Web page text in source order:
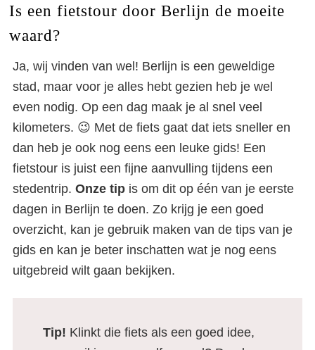
Is een fietstour door Berlijn de moeite
waard?
Ja, wij vinden van wel! Berlijn is een geweldige
stad, maar voor je alles hebt gezien heb je wel
even nodig. Op een dag maak je al snel veel
kilometers. 😉 Met de fiets gaat dat iets sneller en
dan heb je ook nog eens een leuke gids! Een
fietstour is juist een fijne aanvulling tijdens een
stedentrip. Onze tip is om dit op één van je eerste
dagen in Berlijn te doen. Zo krijg je een goed
overzicht, kan je gebruik maken van de tips van je
gids en kan je beter inschatten wat je nog eens
uitgebreid wilt gaan bekijken.
Tip! Klinkt die fiets als een goed idee,